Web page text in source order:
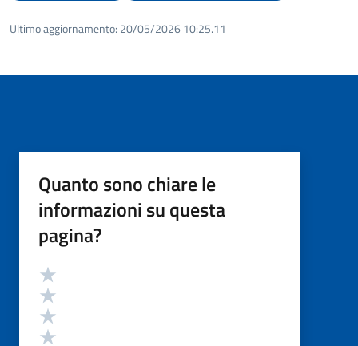
Ultimo aggiornamento: 20/05/2026 10:25.11
Quanto sono chiare le
informazioni su questa
pagina?
Valutazione